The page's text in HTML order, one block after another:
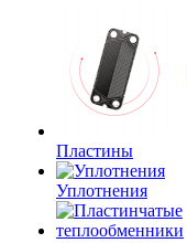
Пластины
Уплотнения